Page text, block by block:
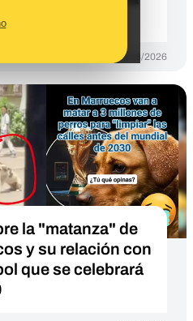
03/08/2026
la "matanza" de
y su relación con
que se celebrará